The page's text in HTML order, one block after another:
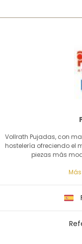
Vollrath Pujadas, con
hostelería ofreciendo el
piezas más